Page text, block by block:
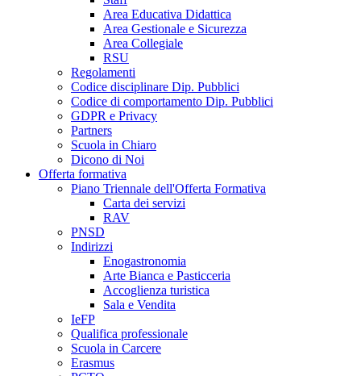
Area Educativa Didattica
Area Gestionale e Sicurezza
Area Collegiale
RSU
Regolamenti
Codice disciplinare Dip. Pubblici
Codice di comportamento Dip. Pubblici
GDPR e Privacy
Partners
Scuola in Chiaro
Dicono di Noi
Offerta formativa
Piano Triennale dell'Offerta Formativa
Carta dei servizi
RAV
PNSD
Indirizzi
Enogastronomia
Arte Bianca e Pasticceria
Accoglienza turistica
Sala e Vendita
IeFP
Qualifica professionale
Scuola in Carcere
Erasmus